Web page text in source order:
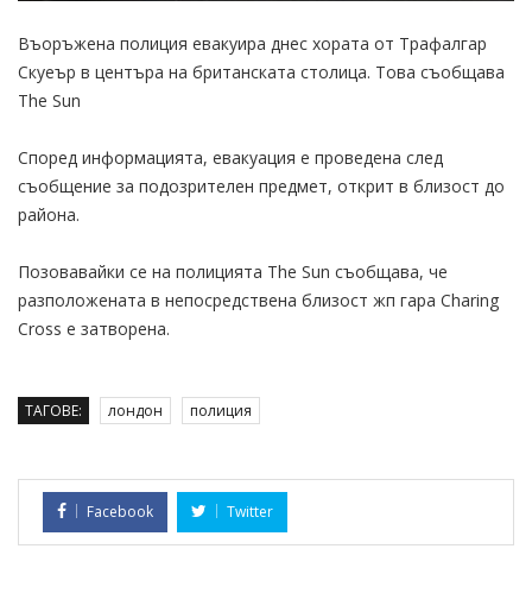
Въоръжена полиция евакуира днес хората от Трафалгар
Скуеър в центъра на британската столица. Това съобщава
The Sun
Според информацията, евакуация е проведена след
съобщение за подозрителен предмет, открит в близост до
района.
Позовавайки се на полицията The Sun съобщава, че
разположената в непосредствена близост жп гара Charing
Cross е затворена.
ТАГОВЕ: лондон полиция
Facebook Twitter